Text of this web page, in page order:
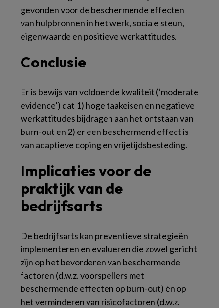
gevonden voor de beschermende effecten
van hulpbronnen in het werk, sociale steun,
eigenwaarde en positieve werkattitudes.
Conclusie
Er is bewijs van voldoende kwaliteit (‘moderate
evidence’) dat 1) hoge taakeisen en negatieve
werkattitudes bijdragen aan het ontstaan van
burn-out en 2) er een beschermend effect is
van adaptieve coping en vrijetijdsbesteding.
Implicaties voor de
praktijk van de
bedrijfsarts
De bedrijfsarts kan preventieve strategieën
implementeren en evalueren die zowel gericht
zijn op het bevorderen van beschermende
factoren (d.w.z. voorspellers met
beschermende effecten op burn-out) én op
het verminderen van risicofactoren (d.w.z.